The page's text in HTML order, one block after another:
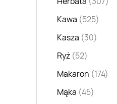
Kawa (525)
Kasza (30)
Ryż (52)
Makaron (174)
Mąka (45)